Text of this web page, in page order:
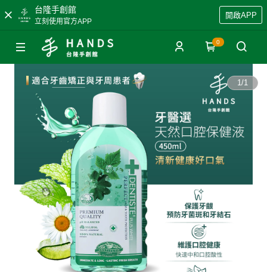
台隆手創館
立刻使用官方APP
開啟APP
0
1/1